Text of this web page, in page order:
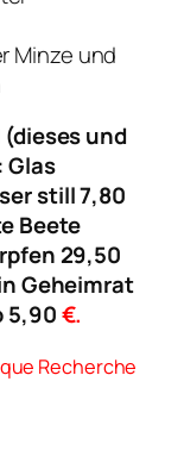
Minze und
und
Glas
still 7,80
Beete
29,50
Geheimrat
5,90€.
Recherche